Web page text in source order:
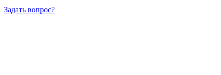
Задать вопрос?